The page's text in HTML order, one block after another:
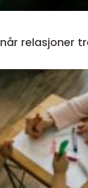
Familieterapi når